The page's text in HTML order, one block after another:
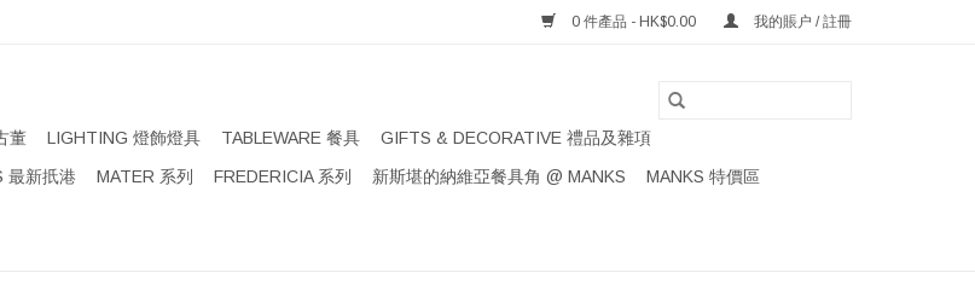
0 件產品 - HK$0.00 我的賬户 / 註冊
董 LIGHTING 燈飾燈具 TABLEWARE 餐具
GIFTS & DECORATIVE 禮品及雜項
最新扺港 MATER 系列 FREDERICIA 系列 新斯堪的納維亞餐具角 @ MANKS
MANKS 特價區